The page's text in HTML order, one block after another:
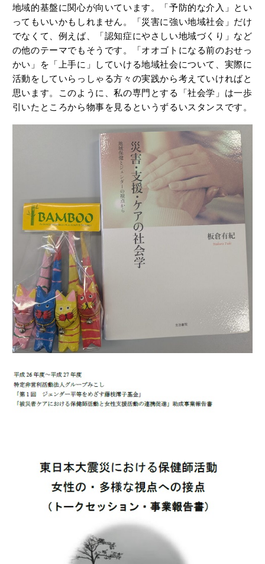
地域的基盤に関心が向いています。「予防的な介入」とい
ってもいいかもしれません。「災害に強い地域社会」だけ
でなくて、例えば、「認知症にやさしい地域づくり」など
の他のテーマでもそうです。「オオゴトになる前のおせっ
かい」を「上手に」していける地域社会について、実際に
活動をしていらっしゃる方々の実践から考えていければと
思います。このように、私の専門とする「社会学」は一歩
引いたところから物事を見るというずるいスタンスです。